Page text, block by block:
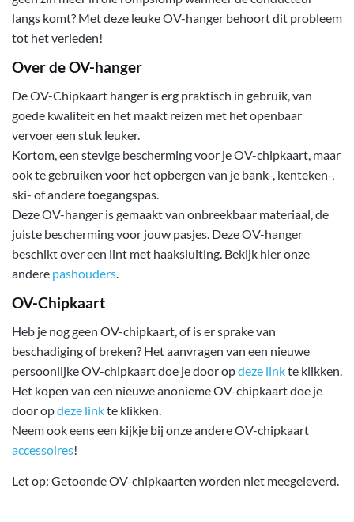
langs komt? Met deze leuke OV-hanger behoort dit probleem
tot het verleden!
Over de OV-hanger
De OV-Chipkaart hanger is erg praktisch in gebruik, van
goede kwaliteit en het maakt reizen met het openbaar
vervoer een stuk leuker.
Kortom, een stevige bescherming voor je OV-chipkaart, maar
ook te gebruiken voor het opbergen van je bank-, kenteken-,
ski- of andere toegangspas.
Deze OV-hanger is gemaakt van onbreekbaar materiaal, de
juiste bescherming voor jouw pasjes. Deze OV-hanger
beschikt over een lint met haaksluiting. Bekijk hier onze
andere pashouders
OV-Chipkaart
Heb je nog geen OV-chipkaart, of is er sprake van
beschadiging of breken? Het aanvragen van een nieuwe
persoonlijke OV-chipkaart doe je door opdeze linkte klikken.
Het kopen van een nieuwe anonieme OV-chipkaart doe je
door opdeze linkte klikken.
Neem ook eens een kijkje bij onze andere OV-chipkaart
accessoires!
Let op: Getoonde OV-chipkaarten worden niet meegeleverd.